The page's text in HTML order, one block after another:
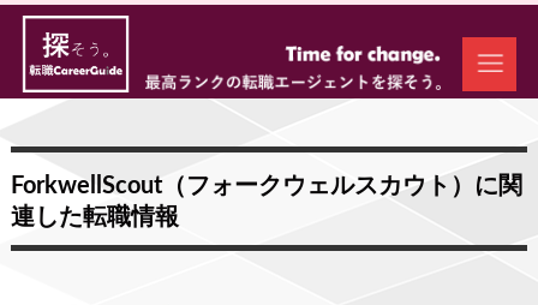
ForkwellScout（フォークウェルスカウト）に関
連した転職情報